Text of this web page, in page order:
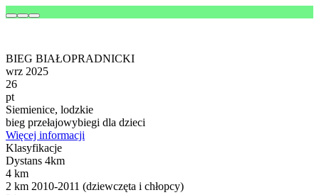
BIEG BIAŁOPRADNICKI
wrz 2025
26
pt
Siemienice, lodzkie
bieg przełajowybiegi dla dzieci
Więcej informacji
Klasyfikacje
Dystans 4km
4 km
2 km 2010-2011 (dziewczęta i chłopcy)